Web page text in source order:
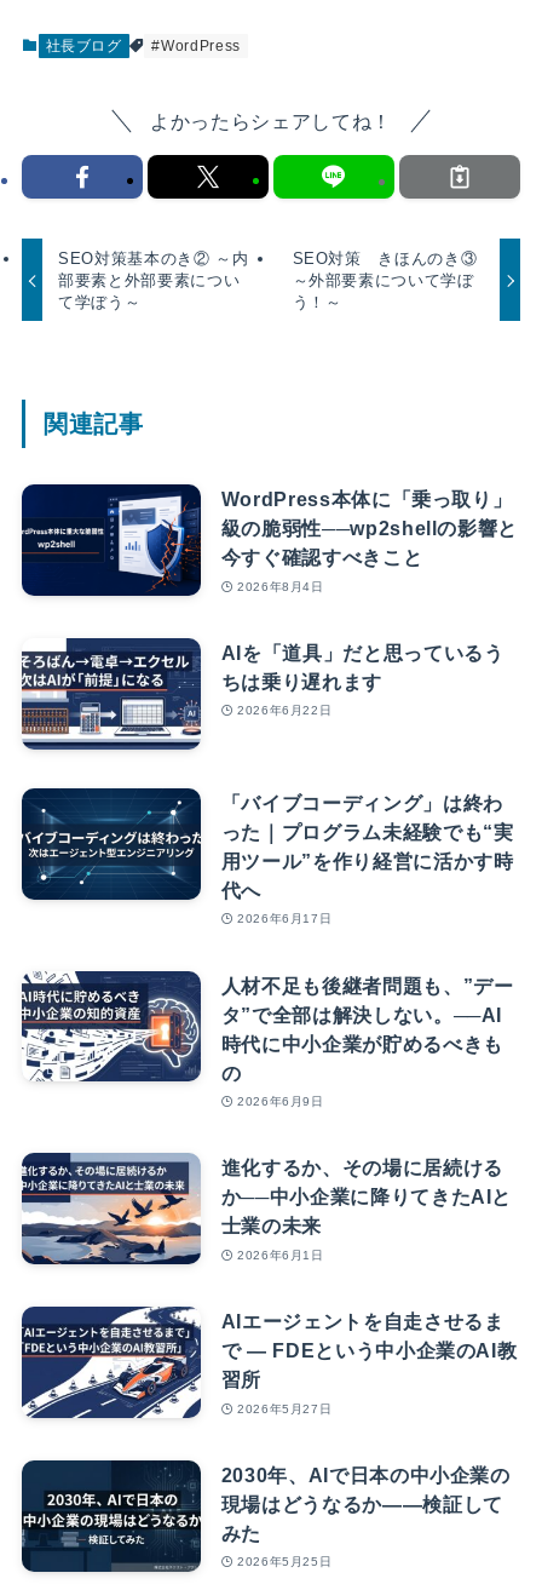
社長ブログ #WordPress
よかったらシェアしてね！
SEO対策基本のき② ～内
部要素と外部要素につい
て学ぼう～
SEO対策 きほんのき③
～外部要素について学ぼ
う！～
関連記事
WordPress本体に「乗っ取り」
級の脆弱性──wp2shellの影響と
今すぐ確認すべきこと
2026年8月4日
AIを「道具」だと思っているう
ちは乗り遅れます
2026年6月22日
「バイブコーディング」は終わ
った｜プログラム未経験でも“実
用ツール”を作り経営に活かす時
代へ
2026年6月17日
人材不足も後継者問題も、”デー
タ”で全部は解決しない。──AI
時代に中小企業が貯めるべきも
の
2026年6月9日
進化するか、その場に居続ける
か──中小企業に降りてきたAIと
士業の未来
2026年6月1日
AIエージェントを自走させるま
で — FDEという中小企業のAI教
習所
2026年5月27日
2030年、AIで日本の中小企業の
現場はどうなるか――検証して
みた
2026年5月25日